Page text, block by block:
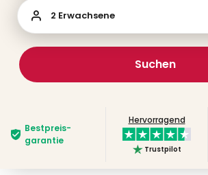
2 Erwachsene
Suchen
Bestpreis­
garantie
Hervorragend
Trustpilot